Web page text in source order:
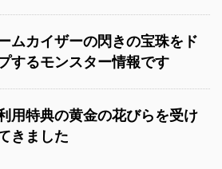
ムカイザーの閃きの宝珠をド
するモンスター情報です
用特典の黄金の花びらを受け
きました